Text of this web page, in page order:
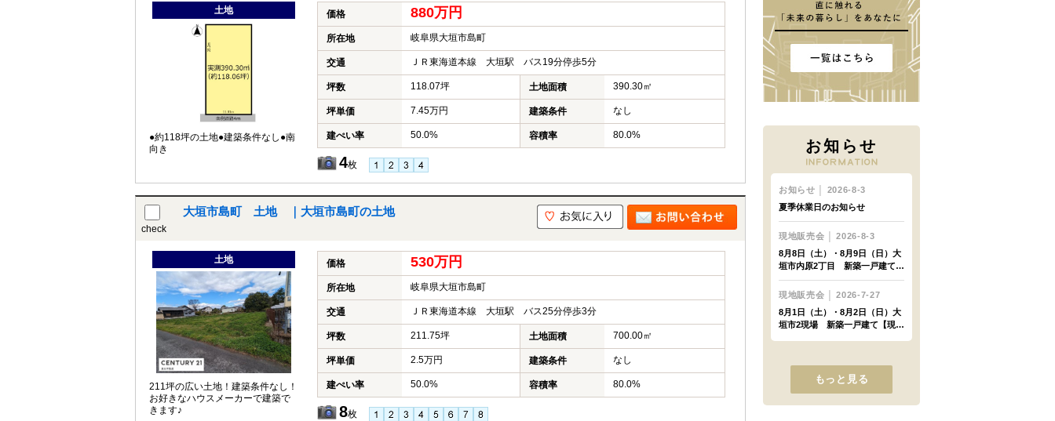
土地
●約118坪の土地●建築条件なし●南
向き
価格 880万円
所在地 岐阜県大垣市島町
交通 ＪＲ東海道本線 大垣駅 バス19分停歩5分
坪数 118.07坪 土地面積 390.30㎡
坪単価 7.45万円 建築条件 なし
建ぺい率 50.0% 容積率 80.0%
4枚
check
大垣市島町 土地 ｜大垣市島町の土地
土地
211坪の広い土地！建築条件なし！
お好きなハウスメーカーで建築で
きます♪
価格 530万円
所在地 岐阜県大垣市島町
交通 ＪＲ東海道本線 大垣駅 バス25分停歩3分
坪数 211.75坪 土地面積 700.00㎡
坪単価 2.5万円 建築条件 なし
建ぺい率 50.0% 容積率 80.0%
8枚
お知らせ
もっと見る